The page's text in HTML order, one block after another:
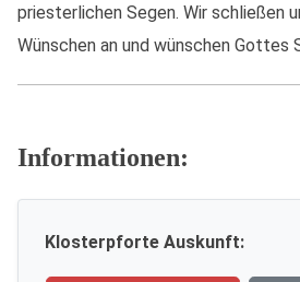
priesterlichen Segen. Wir schließen
Wünschen an und wünschen Gottes
Informationen:
Klosterpforte Auskunft: